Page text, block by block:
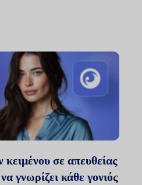
σε απευθείας
γνωρίζει κάθε γονιός